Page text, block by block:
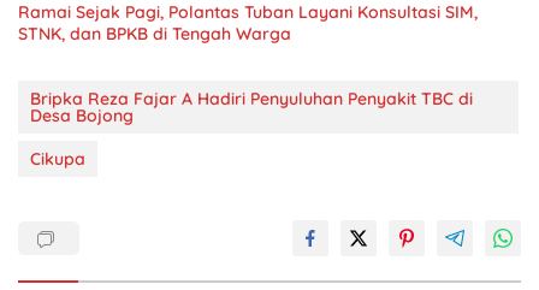
Ramai Sejak Pagi, Polantas Tuban Layani Konsultasi SIM,
STNK, dan BPKB di Tengah Warga
Bripka Reza Fajar A Hadiri Penyuluhan Penyakit TBC di
Desa Bojong
Cikupa